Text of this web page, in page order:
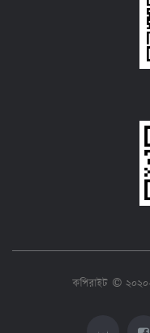
কপিরাইট © ২০২০-